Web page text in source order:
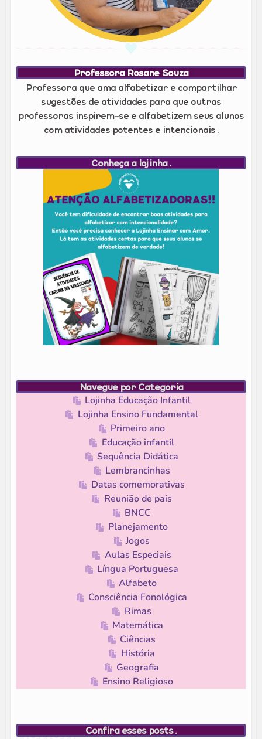
Professora Rosane Souza
Professora que ama alfabetizar e compartilhar
sugestões de atividades para que outras
professoras inspirem-se e alfabetizem seus alunos
com atividades potentes e intencionais.
Conheça a lojinha.
Navegue por Categoria
Lojinha Educação Infantil
Lojinha Ensino Fundamental
Primeiro ano
Educação infantil
Sequência Didática
Lembrancinhas
Datas comemorativas
Reunião de pais
BNCC
Planejamento
Jogos
Aulas Especiais
Língua Portuguesa
Alfabeto
Consciência Fonológica
Rimas
Matemática
Ciências
História
Geografia
Ensino Religioso
Confira esses posts.